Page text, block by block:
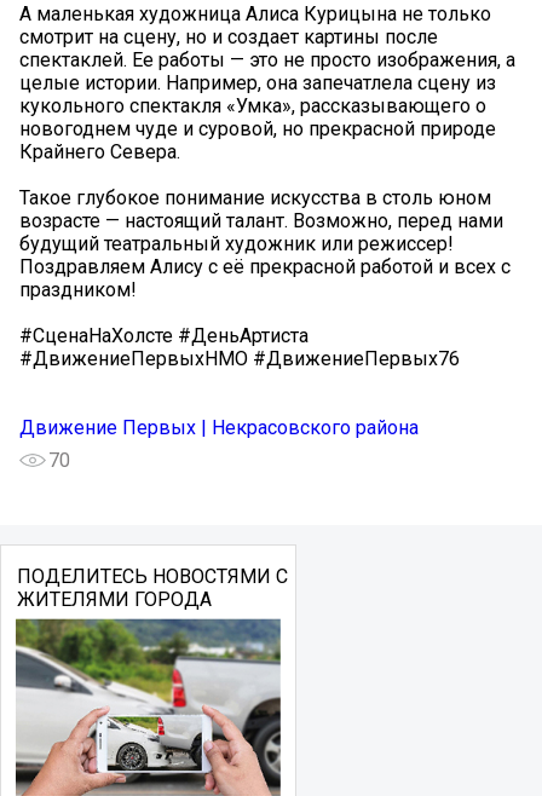
А маленькая художница Алиса Курицына не только
смотрит на сцену, но и создает картины после
спектаклей. Ее работы — это не просто изображения, а
целые истории. Например, она запечатлела сцену из
кукольного спектакля «Умка», рассказывающего о
новогоднем чуде и суровой, но прекрасной природе
Крайнего Севера.
Такое глубокое понимание искусства в столь юном
возрасте — настоящий талант. Возможно, перед нами
будущий театральный художник или режиссер!
Поздравляем Алису с её прекрасной работой и всех с
праздником!
#СценаНаХолсте #ДеньАртиста
#ДвижениеПервыхНМО #ДвижениеПервых76
Движение Первых | Некрасовского района
70
ПОДЕЛИТЕСЬ НОВОСТЯМИ С
ЖИТЕЛЯМИ ГОРОДА